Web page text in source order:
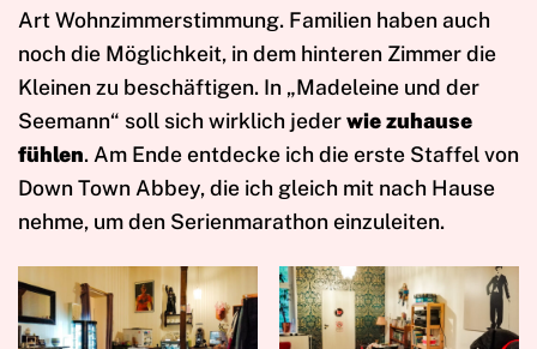
Art Wohnzimmerstimmung. Familien haben auch
noch die Möglichkeit, in dem hinteren Zimmer die
Kleinen zu beschäftigen. In „Madeleine und der
Seemann“ soll sich wirklich jederwie zuhause
fühlen. Am Ende entdecke ich die erste Staffel von
Down Town Abbey, die ich gleich mit nach Hause
nehme, um den Serienmarathon einzuleiten.